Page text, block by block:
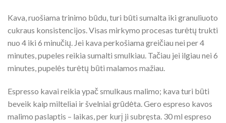
Kava, ruošiama trinimo būdu, turi būti sumalta iki granuliuoto
cukraus konsistencijos. Visas mirkymo procesas turėtų trukti
nuo 4 iki 6 minučių. Jei kava perkošiama greičiau nei per 4
minutes, pupeles reikia sumalti smulkiau. Tačiau jei ilgiau nei 6
minutes, pupelės turėtų būti malamos mažiau.
Espresso kavai reikia ypač smulkaus malimo; kava turi būti
beveik kaip milteliai ir švelniai grūdėta. Gero espreso kavos
malimo paslaptis – laikas, per kurį ji subręsta. 30 ml espreso